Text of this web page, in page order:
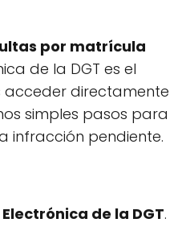
por matrícula
de la DGT es el
acceder directamente
simples pasos para
infracción pendiente.
de la DGT.